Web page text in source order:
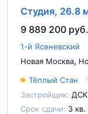
Студия, 26.8
9 889 200 руб.
1-й Ясеневский
Новая Москва,
Тёплый Стан
Застройщик: ДСК
Срок сдачи: 3